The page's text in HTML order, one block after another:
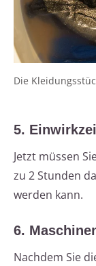
Die
5.
Jetzt müssen
zu 2 Stunden
werden kann.
6.
Nachdem Sie